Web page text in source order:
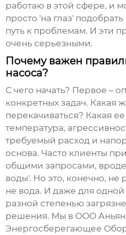
работаю в этой сфере, и
просто 'на глаз'
путь к проблемам. И эти
очень серьезными.
Почему важен
насоса?
С чего начать? Первое –
конкретных задач. Какая
перекачиваться? Какая ее
температура,
требуемый расход и
основа. Часто клиенты
общими запросами, вроде
воды'. Но это, конечно, не
не вода. И даже для
разной степенью
решения. Мы в ООО Аньян
Энергосберегающее